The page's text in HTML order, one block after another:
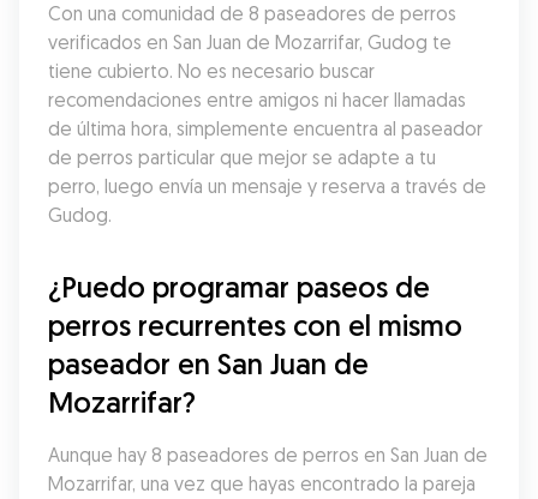
Con una comunidad de 8 paseadores de perros
verificados en San Juan de Mozarrifar, Gudog te
tiene cubierto. No es necesario buscar
recomendaciones entre amigos ni hacer llamadas
de última hora, simplemente encuentra al paseador
de perros particular que mejor se adapte a tu
perro, luego envía un mensaje y reserva a través de
Gudog.
¿Puedo programar paseos de
perros recurrentes con el mismo
paseador en San Juan de
Mozarrifar?
Aunque hay 8 paseadores de perros en San Juan de
Mozarrifar, una vez que hayas encontrado la pareja